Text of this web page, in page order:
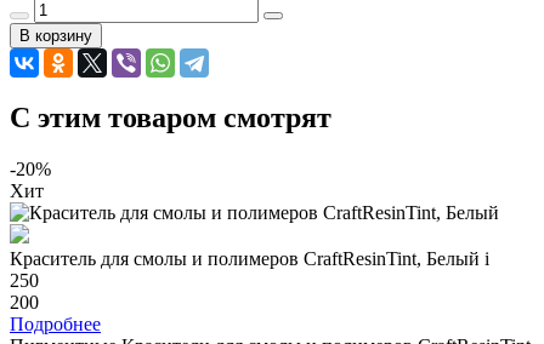
В корзину
C этим товаром смотрят
-20%
Хит
Краситель для смолы и полимеров CraftResinTint, Белый i
250
200
Подробнее